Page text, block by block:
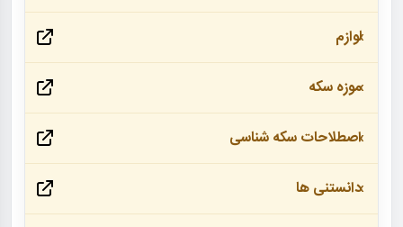
لوازم
موزه سکه
اصطلاحات سکه شناسی
دانستنی ها